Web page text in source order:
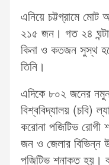
এনিয়ে চট্টগ্রামে মোট
২১৫ জন। গত ২৪
কিনা ও কতজন সুস্থ
তিনি।
এদিকে ৮০২ জনের
বিশ্ববিদ্যালয় (চবি)
করোনা পজিটিভ রোগী
জন ও জেলার বিভিন্ন
পজিটিভ শনাক্ত হয়।